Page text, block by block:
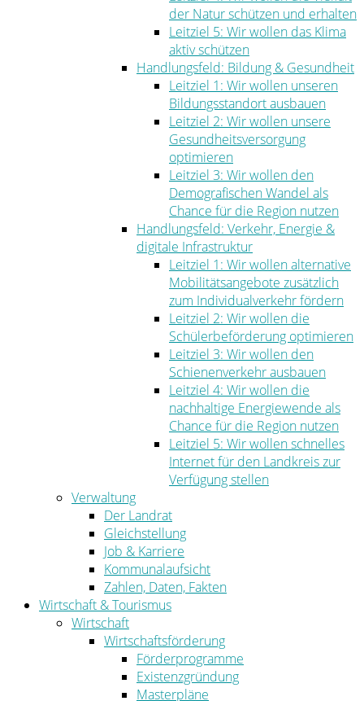
der Natur schützen und erhalten
Leitziel 5: Wir wollen das Klima
aktiv schützen
Handlungsfeld: Bildung & Gesundheit
Leitziel 1: Wir wollen unseren
Bildungsstandort ausbauen
Leitziel 2: Wir wollen unsere
Gesundheitsversorgung
optimieren
Leitziel 3: Wir wollen den
Demografischen Wandel als
Chance für die Region nutzen
Handlungsfeld: Verkehr, Energie &
digitale Infrastruktur
Leitziel 1: Wir wollen alternative
Mobilitätsangebote zusätzlich
zum Individualverkehr fördern
Leitziel 2: Wir wollen die
Schülerbeförderung optimieren
Leitziel 3: Wir wollen den
Schienenverkehr ausbauen
Leitziel 4: Wir wollen die
nachhaltige Energiewende als
Chance für die Region nutzen
Leitziel 5: Wir wollen schnelles
Internet für den Landkreis zur
Verfügung stellen
Verwaltung
Der Landrat
Gleichstellung
Job & Karriere
Kommunalaufsicht
Zahlen, Daten, Fakten
Wirtschaft & Tourismus
Wirtschaft
Wirtschaftsförderung
Förderprogramme
Existenzgründung
Masterpläne